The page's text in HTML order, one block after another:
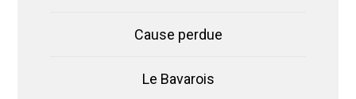
Cause perdue
Le Bavarois